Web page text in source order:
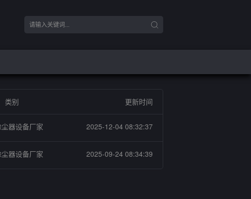
类别 更新时间
器设备厂家 2025-12-04 08:32:37
器设备厂家 2025-09-24 08:34:39